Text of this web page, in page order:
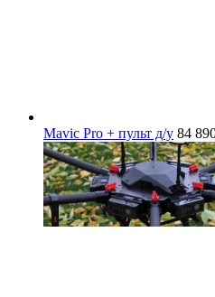
Mavic Pro + пульт д/у 84